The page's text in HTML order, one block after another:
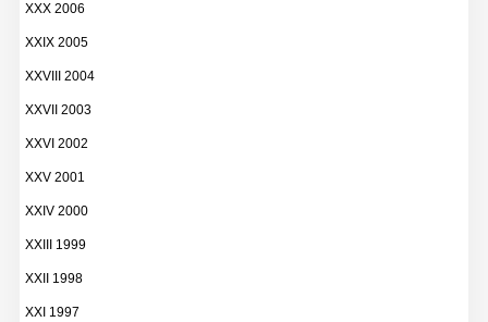
XXX 2006
XXIX 2005
XXVIII 2004
XXVII 2003
XXVI 2002
XXV 2001
XXIV 2000
XXIII 1999
XXII 1998
XXI 1997